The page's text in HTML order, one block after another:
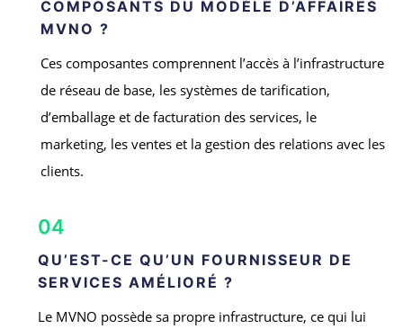
COMPOSANTS DU MODÈLE D’AFFAIRES
MVNO ?
Ces composantes comprennent l’accès à l’infrastructure
de réseau de base, les systèmes de tarification,
d’emballage et de facturation des services, le
marketing, les ventes et la gestion des relations avec les
clients.
04
QU’EST-CE QU’UN FOURNISSEUR DE
SERVICES AMÉLIORÉ ?
Le MVNO possède sa propre infrastructure, ce qui lui